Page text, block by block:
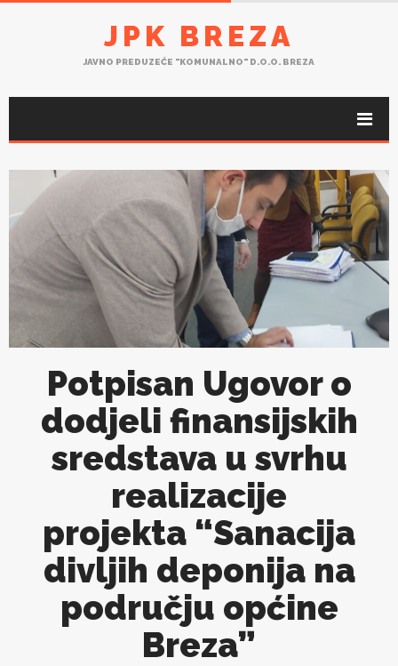
JPK BREZA
JAVNO PREDUZEĆE "KOMUNALNO" D.O.O. BREZA
Potpisan Ugovor o
dodjeli finansijskih
sredstava u svrhu
realizacije
projekta “Sanacija
divljih deponija na
području općine
Breza”